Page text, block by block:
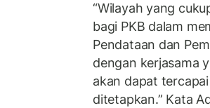
“Wilayah yang
bagi PKB dalam
Pendataan dan
dengan kerjasama
akan dapat
ditetapkan.” Kata